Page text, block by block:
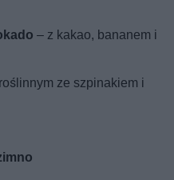
– z kakao, bananem i
ze szpinakiem i